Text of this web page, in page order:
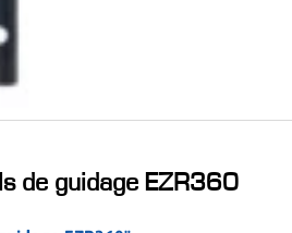
de guidage EZR360